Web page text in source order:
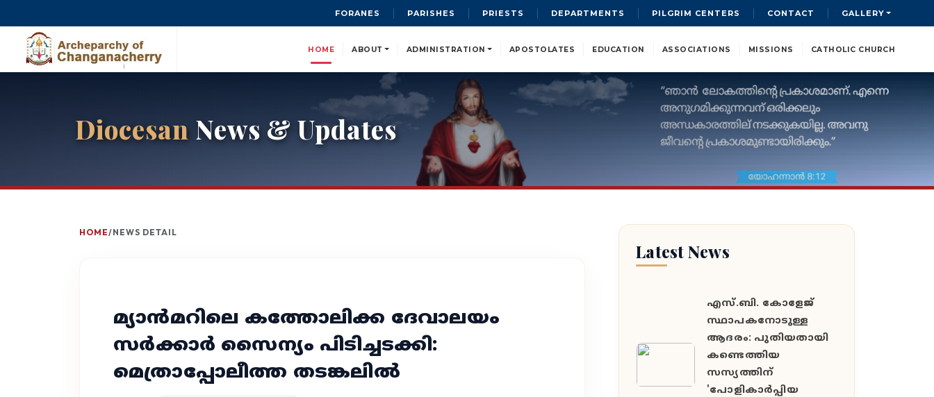
FORANES PARISHES PRIESTS DEPARTMENTS PILGRIM CENTERS CONTACT GALLERY
HOME ABOUT ADMINISTRATION APOSTOLATES EDUCATION ASSOCIATIONS MISSIONS CATHOLIC CHURCH
Diocesan News & Updates
HOME/NEWS DETAIL
മ്യാന്‍മറിലെ കത്തോലിക്ക ദേവാലയം
സര്‍ക്കാര്‍ സൈന്യം പിടിച്ചടക്കി:
മെത്രാപ്പോലീത്ത തടങ്കലില്‍
Latest News
എസ്.ബി. കോളേജ്
സ്ഥാപകനോടുള്ള
ആദരം: പുതിയതായി
കണ്ടെത്തിയ
സസ്യത്തിന്
'പോളികാർപ്പിയ